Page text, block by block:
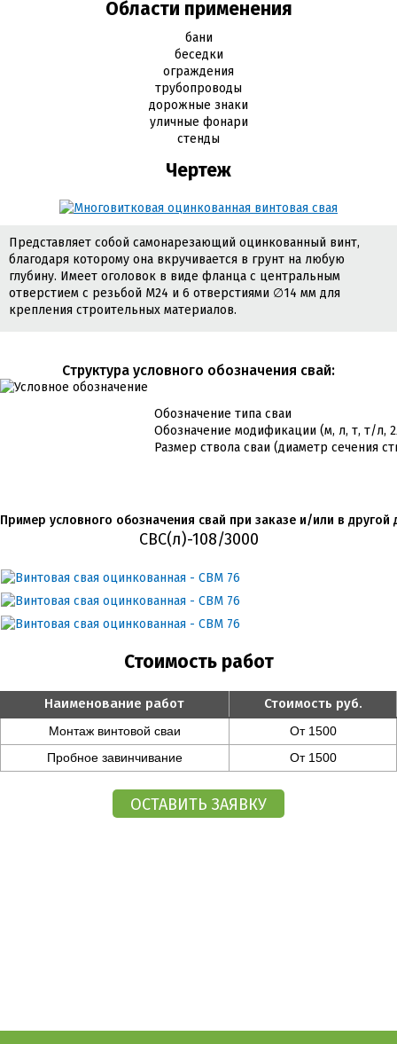
Области применения
бани
беседки
ограждения
трубопроводы
дорожные знаки
уличные фонари
стенды
Чертеж
Представляет собой самонарезающий оцинкованный винт,
благодаря которому она вкручивается в грунт на любую
глубину. Имеет оголовок в виде фланца с центральным
отверстием с резьбой М24 и 6 отверстиями ∅14 мм для
крепления строительных материалов.
Cтруктура условного обозначения свай:
Обозначение типа сваи
Обозначение модификации (м, л, т, т/л,
Размер ствола сваи (диаметр сечения
Пример условного обозначения свай при заказе и/или в другой
СВС(л)-108/3000
Стоимость работ
Наименование работ Стоимость руб.
Монтаж винтовой сваи
От 1500
Пробное завинчивание
От 1500